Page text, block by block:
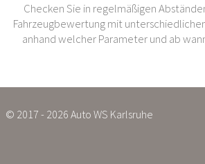
Checken Sie in regelmäßigen
Fahrzeugbewertung mit
anhand welcher Parameter und ab
© 2017 - 2026 Auto WS Karlsruhe